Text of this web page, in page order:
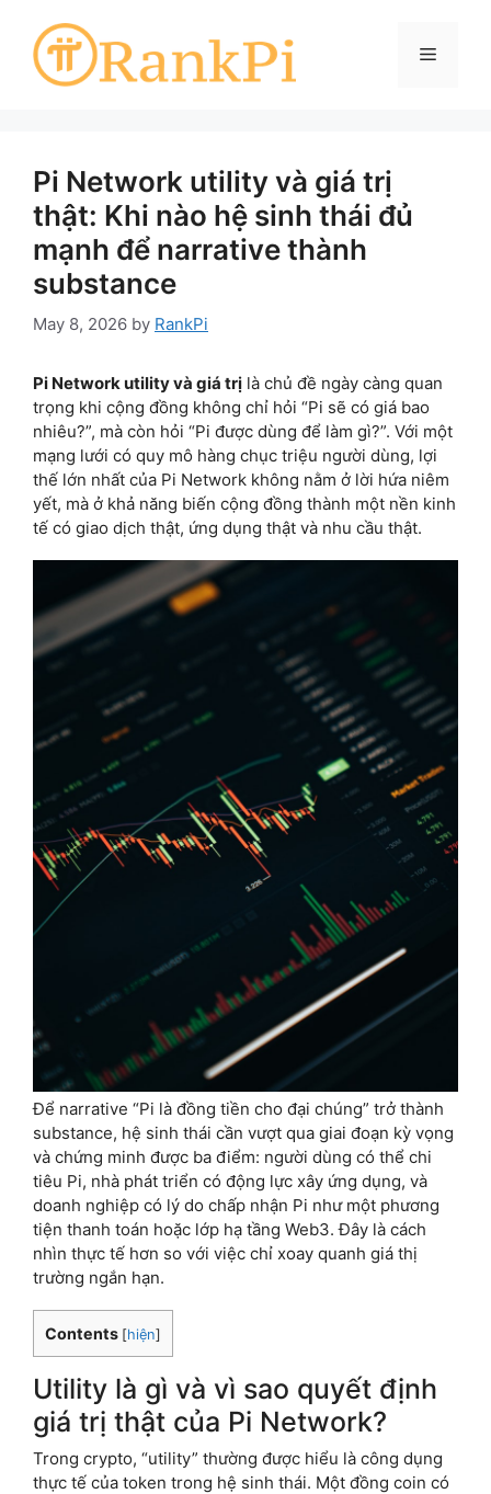
content
Menu
Pi Network utility và giá trị
thật: Khi nào hệ sinh thái đủ
mạnh để narrative thành
substance
May 8, 2026 by RankPi
Pi Network utility và giá trị là chủ đề ngày càng quan
trọng khi cộng đồng không chỉ hỏi “Pi sẽ có giá bao
nhiêu?”, mà còn hỏi “Pi được dùng để làm gì?”. Với một
mạng lưới có quy mô hàng chục triệu người dùng, lợi
thế lớn nhất của Pi Network không nằm ở lời hứa niêm
yết, mà ở khả năng biến cộng đồng thành một nền kinh
tế có giao dịch thật, ứng dụng thật và nhu cầu thật.
Để narrative “Pi là đồng tiền cho đại chúng” trở thành
substance, hệ sinh thái cần vượt qua giai đoạn kỳ vọng
và chứng minh được ba điểm: người dùng có thể chi
tiêu Pi, nhà phát triển có động lực xây ứng dụng, và
doanh nghiệp có lý do chấp nhận Pi như một phương
tiện thanh toán hoặc lớp hạ tầng Web3. Đây là cách
nhìn thực tế hơn so với việc chỉ xoay quanh giá thị
trường ngắn hạn.
Contents [hiện]
Utility là gì và vì sao quyết định
giá trị thật của Pi Network?
Trong crypto, “utility” thường được hiểu là công dụng
thực tế của token trong hệ sinh thái. Một đồng coin có